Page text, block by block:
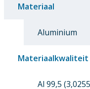
Materiaal
Aluminium
Materiaalkwaliteit
Al 99,5